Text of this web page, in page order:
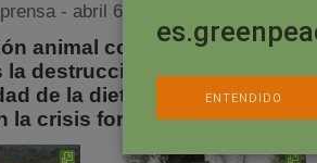
- abril 6, 2006
animal con piensos
la destrucción de la selva
de la dieta occidental y de
la crisis forestal del planeta
ENTENDIDO